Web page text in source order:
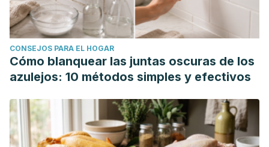
the prevention or treatment of scars: A systematic
review. Journal of Burn Care & Research: Official
Publication of the American Burn Association,46(1), 145–
153. https://doi.org/10.1093/jbcr/irae116
CONSEJOS PARA EL HOGAR
Cómo blanquear las juntas oscuras de los
azulejos: 10 métodos simples y efectivos